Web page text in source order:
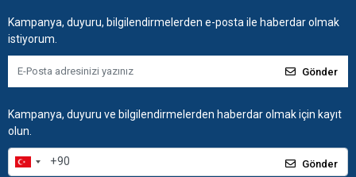
Kampanya, duyuru, bilgilendirmelerden e-posta ile haberdar olmak
istiyorum.
Gönder
Kampanya, duyuru ve bilgilendirmelerden haberdar olmak için kayıt
olun.
Gönder